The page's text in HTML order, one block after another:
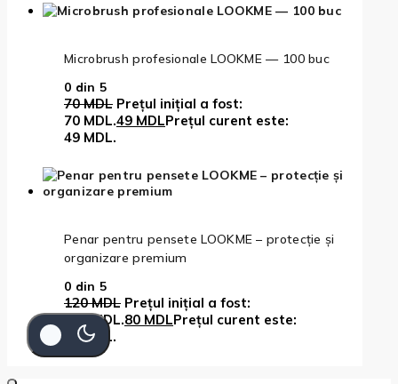
Microbrush profesionale LOOKME — 100 buc
0 din 5
70MDL Prețul inițial a fost:
70 MDL.49 MDLPrețul curent este:
49 MDL.
Penar pentru pensete LOOKME – protecție și
organizare premium
0 din 5
120MDL Prețul inițial a fost:
120 MDL.80 MDLPrețul curent este:
80 MDL.